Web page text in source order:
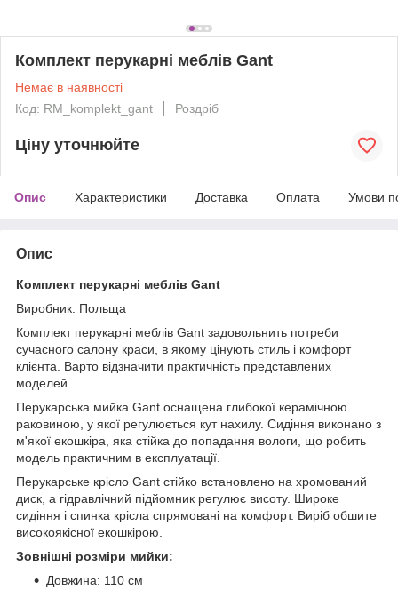
Комплект перукарні меблів Gant
Немає в наявності
Код: RM_komplekt_gant
Роздріб
Ціну уточнюйте
Опис Характеристики Доставка Оплата Умови
Опис
Комплект перукарні меблів Gant
Виробник: Польща
Комплект перукарні меблів Gant задовольнить потреби
сучасного салону краси, в якому цінують стиль і комфорт
клієнта. Варто відзначити практичність представлених
моделей.
Перукарська мийка Gant оснащена глибокої керамічною
раковиною, у якої регулюється кут нахилу. Сидіння виконано з
м'якої екошкіра, яка стійка до попадання вологи, що робить
модель практичним в експлуатації.
Перукарське крісло Gant стійко встановлено на хромований
диск, а гідравлічний підйомник регулює висоту. Широке
сидіння і спинка крісла спрямовані на комфорт. Виріб обшите
високоякісної екошкірою.
Зовнішні розміри мийки:
Довжина: 110 см